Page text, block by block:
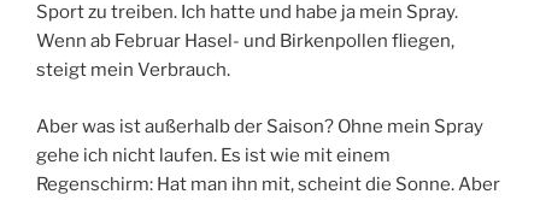
Sport zu treiben. Ich hatte und habe ja mein Spray.
Wenn ab Februar Hasel- und Birkenpollen fliegen,
steigt mein Verbrauch.
Aber was ist außerhalb der Saison? Ohne mein Spray
gehe ich nicht laufen. Es ist wie mit einem
Regenschirm: Hat man ihn mit, scheint die Sonne. Aber